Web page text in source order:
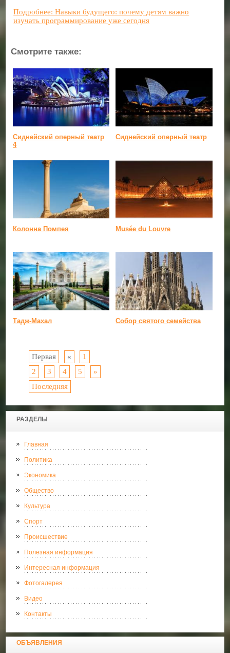
РАЗДЕЛЫ
Главная
Политика
Экономика
Общество
Культура
Спорт
Происшествие
Полезная информация
Интересная информация
Фотогалерея
Видео
Контакты
ОБЪЯВЛЕНИЯ
Подробнее: Навыки будущего: почему детям важно
изучать программирование уже сегодня
Смотрите также:
Сиднейский оперный театр
4
Сиднейский оперный театр
Колонна Помпея Musée du Louvre
Тадж-Махал Собор святого семейства
Первая «
1
2
3 4 5
»
Последняя